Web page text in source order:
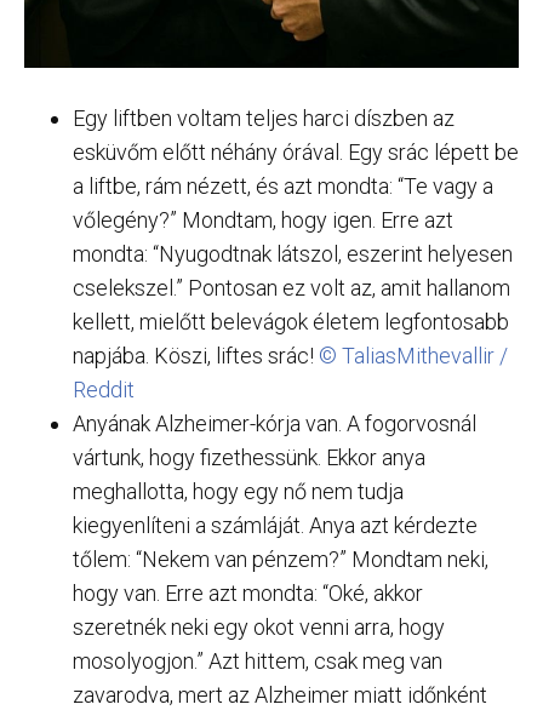
Egy liftben voltam teljes harci díszben az
esküvőm előtt néhány órával. Egy srác lépett be
a liftbe, rám nézett, és azt mondta: “Te vagy a
vőlegény?” Mondtam, hogy igen. Erre azt
mondta: “Nyugodtnak látszol, eszerint helyesen
cselekszel.” Pontosan ez volt az, amit hallanom
kellett, mielőtt belevágok életem legfontosabb
napjába. Köszi, liftes srác! © TaliasMithevallir /
Reddit
Anyának Alzheimer-kórja van. A fogorvosnál
vártunk, hogy fizethessünk. Ekkor anya
meghallotta, hogy egy nő nem tudja
kiegyenlíteni a számláját. Anya azt kérdezte
tőlem: “Nekem van pénzem?” Mondtam neki,
hogy van. Erre azt mondta: “Oké, akkor
szeretnék neki egy okot venni arra, hogy
mosolyogjon.” Azt hittem, csak meg van
zavarodva, mert az Alzheimer miatt időnként